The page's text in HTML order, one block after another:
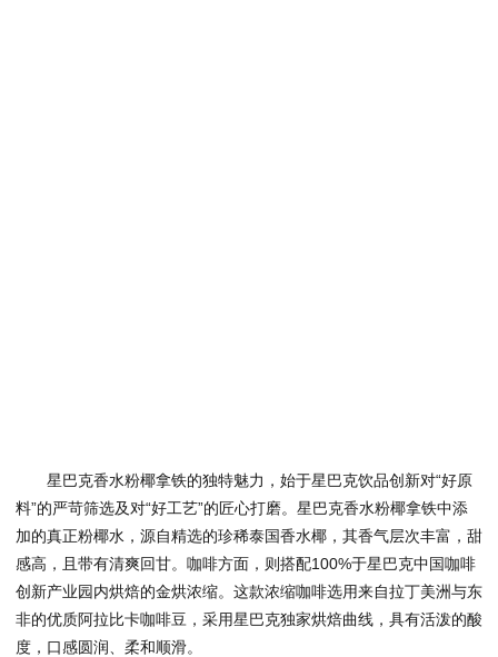
星巴克香水粉椰拿铁的独特魅力，始于星巴克饮品创新对“好原
料”的严苛筛选及对“好工艺”的匠心打磨。星巴克香水粉椰拿铁中添
加的真正粉椰水，源自精选的珍稀泰国香水椰，其香气层次丰富，甜
感高，且带有清爽回甘。咖啡方面，则搭配100%于星巴克中国咖啡
创新产业园内烘焙的金烘浓缩。这款浓缩咖啡选用来自拉丁美洲与东
非的优质阿拉比卡咖啡豆，采用星巴克独家烘焙曲线，具有活泼的酸
度，口感圆润、柔和顺滑。